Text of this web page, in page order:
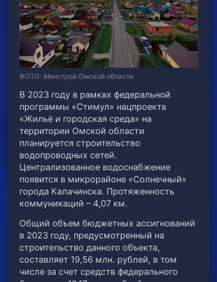
ФОТО: Минстрой Омской области
В 2023 году в рамках федеральной
программы «Стимул» нацпроекта
«Жильё и городская среда» на
территории Омской области
планируется строительство
водопроводных сетей.
Централизованное водоснабжение
появится в микрорайоне «Солнечный»
города Калачинска. Протяженность
коммуникаций – 4,07 км.
Общий объем бюджетных ассигнований
в 2023 году, предусмотренный на
строительство данного объекта,
составляет 19,56 млн. рублей, в том
числе за счет средств федерального